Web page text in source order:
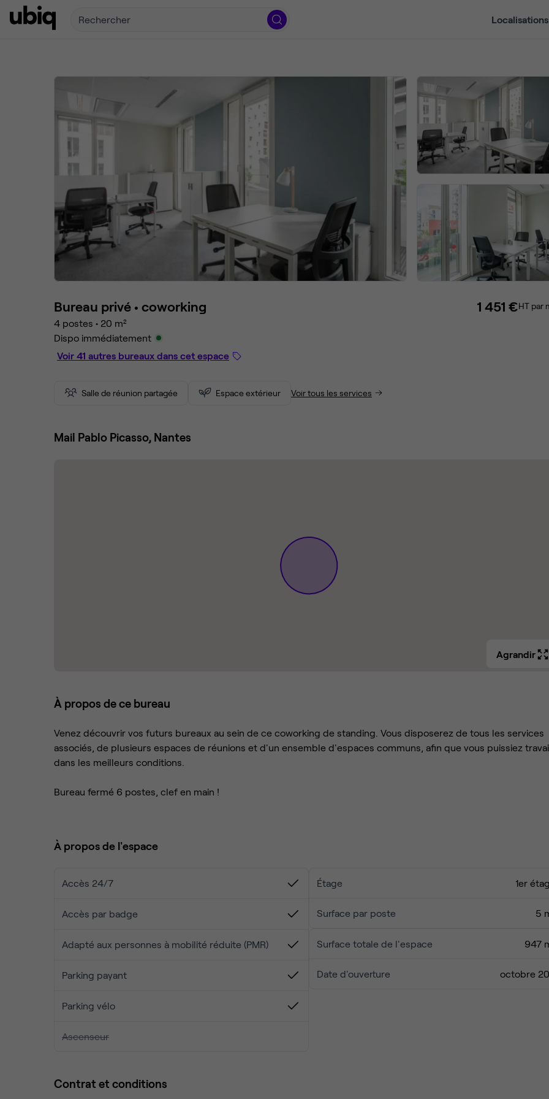
Rechercher Localisations
Bureau privé • coworking
4 postes • 20 m²
Dispo immédiatement
Voir 41 autres bureaux dans cet espace
1 451 €HT par
Salle de réunion partagée Espace extérieur Voir tous les services
Mail Pablo Picasso, Nantes
Agrandir
À propos de ce bureau
Venez découvrir vos futurs bureaux au sein de ce coworking de standing. Vous disposerez de tous les services
associés, de plusieurs espaces de réunions et d'un ensemble d'espaces communs, afin que vous puissiez
dans les meilleurs conditions.
Bureau fermé 6 postes, clef en main !
À propos de l'espace
Accès 24/7
Accès par badge
Adapté aux personnes à mobilité réduite (PMR)
Parking payant
Parking vélo
Ascenseur
Étage 1er
Surface par poste 5
Surface totale de l'espace 947
Date d'ouverture octobre
Contrat et conditions